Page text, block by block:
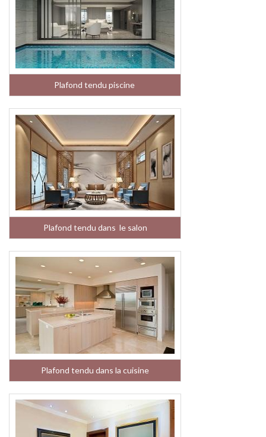
Plafond tendu piscine
Plafond tendu dans le salon
Plafond tendu dans la cuisine